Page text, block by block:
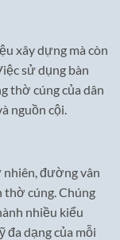
xây dựng mà còn
sử dụng bàn
thờ cúng của dân
nguồn cội.
đường vân
thờ cúng. Chúng
nhiều kiểu
đa dạng của mỗi